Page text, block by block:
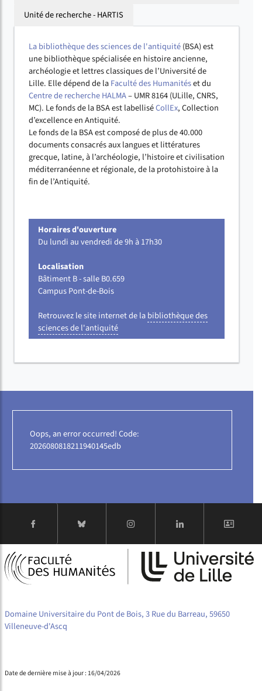
Unité de recherche - HARTIS
La bibliothèque des sciences de l'antiquité(BSA) est
une bibliothèque spécialisée en histoire ancienne,
archéologie et lettres classiques de l’Université de
Lille. Elle dépend de laFaculté des Humanitéset du
Centre de recherche HALMA– UMR 8164 (ULille, CNRS,
MC). Le fonds de la BSA est labelliséCollEx, Collection
d’excellence en Antiquité.
Le fonds de la BSA est composé de plus de 40.000
documents consacrés aux langues et littératures
grecque, latine, à l’archéologie, l’histoire et civilisation
méditerranéenne et régionale, de la protohistoire à la
fin de l’Antiquité.
Horaires d'ouverture
Du lundi au vendredi de 9h à 17h30
Localisation
Bâtiment B - salle B0.659
Campus Pont-de-Bois
Retrouvez le site internet de labibliothèque des
sciences de l'antiquité
Oops, an error occurred! Code:
2026080818211940145edb
Domaine Universitaire du Pont de Bois, 3 Rue du Barreau, 59650
Villeneuve-d'Ascq
Date de dernière mise à jour : 16/04/2026